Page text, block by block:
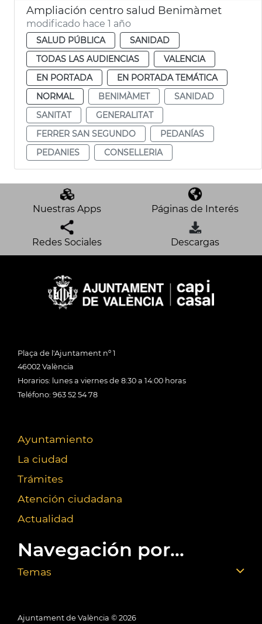
Ampliación centro salud Benimàmet
modificado hace 1 año
SALUD PÚBLICA
SANIDAD
TODAS LAS AUDIENCIAS
VALENCIA
EN PORTADA
EN PORTADA TEMÁTICA
NORMAL
BENIMÀMET
SANIDAD
SANITAT
GENERALITAT
FERRER SAN SEGUNDO
PEDANÍAS
PEDANIES
CONSELLERIA
Nuestras Apps Páginas de Interés
Redes Sociales Descargas
Plaça de l'Ajuntament nº 1
46002 València
Horarios: lunes a viernes de 8:30 a 14:00 horas
Teléfono: 963 52 54 78
Ayuntamiento
La ciudad
Trámites
Atención ciudadana
Actualidad
Navegación por...
Temas
Ajuntament de València © 2026